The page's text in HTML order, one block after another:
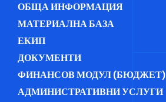
ОБЩА ИНФОРМАЦИЯ
МАТЕРИАЛНА БАЗА
ЕКИП
ДОКУМЕНТИ
ФИНАНСОВ МОДУЛ (БЮДЖЕТ)
АДМИНИСТРАТИВНИ УСЛУГИ